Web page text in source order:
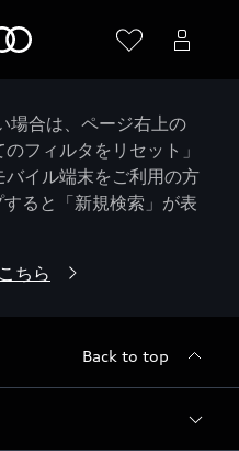
場合は、ページ右上の
フィルタをリセット」
イル端末をご利用の方
ると「新規検索」が表
ちら
Back to top